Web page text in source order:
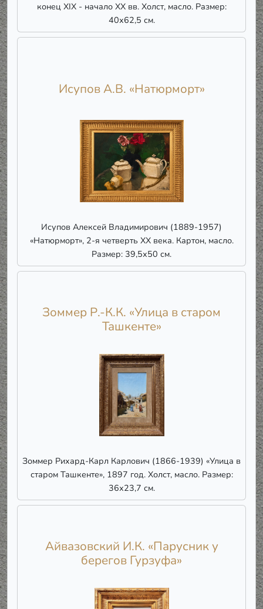
конец XIX - начало XX вв. Холст, масло. Размер:
40х62,5 см.
Исупов А.В. «Натюрморт»
Исупов Алексей Владимирович (1889-1957)
«Натюрморт», 2-я четверть ХХ века. Картон, масло.
Размер: 39,5х50 см.
Зоммер Р.-К.К. «Улица в старом
Ташкенте»
Зоммер Рихард-Карл Карлович (1866-1939) «Улица в
старом Ташкенте», 1897 год. Холст, масло. Размер:
36х23,7 см.
Айвазовский И.К. «Парусник у
берегов Гурзуфа»